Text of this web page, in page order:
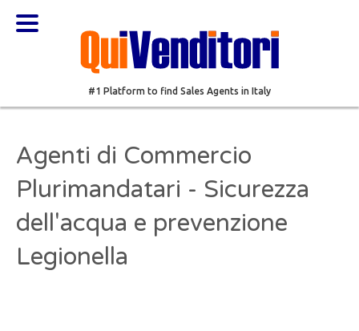
#1 Platform to find Sales Agents in Italy
Agenti di Commercio
Plurimandatari - Sicurezza
dell'acqua e prevenzione
Legionella